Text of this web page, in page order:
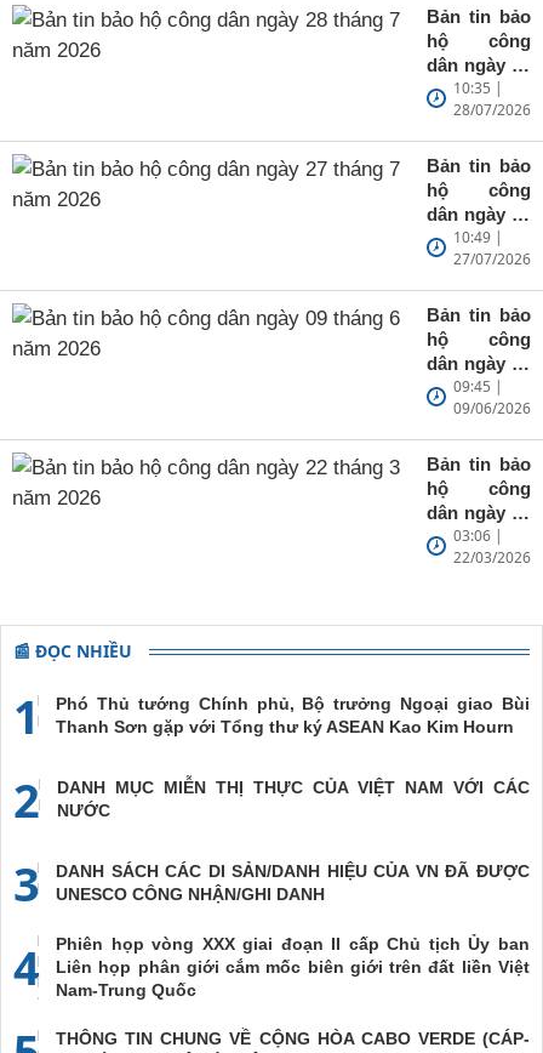
(Nhật Bản)
Bản tin bảo
hộ công
dân ngày 28
tháng 7 năm
2026
10:35 |
28/07/2026
Bản tin bảo
hộ công
dân ngày 27
tháng 7 năm
2026
10:49 |
27/07/2026
Bản tin bảo
hộ công
dân ngày 09
tháng 6 năm
2026
09:45 |
09/06/2026
Bản tin bảo
hộ công
dân ngày 22
tháng 3 năm
2026
03:06 |
22/03/2026
📰 ĐỌC NHIỀU
1
Phó Thủ tướng Chính phủ, Bộ trưởng Ngoại giao Bùi
Thanh Sơn gặp với Tổng thư ký ASEAN Kao Kim Hourn
2
DANH MỤC MIỄN THỊ THỰC CỦA VIỆT NAM VỚI CÁC
NƯỚC
3
DANH SÁCH CÁC DI SẢN/DANH HIỆU CỦA VN ĐÃ ĐƯỢC
UNESCO CÔNG NHẬN/GHI DANH
4
Phiên họp vòng XXX giai đoạn II cấp Chủ tịch Ủy ban
Liên họp phân giới cắm mốc biên giới trên đất liền Việt
Nam-Trung Quốc
THÔNG TIN CHUNG VỀ CỘNG HÒA CABO VERDE (CÁP-